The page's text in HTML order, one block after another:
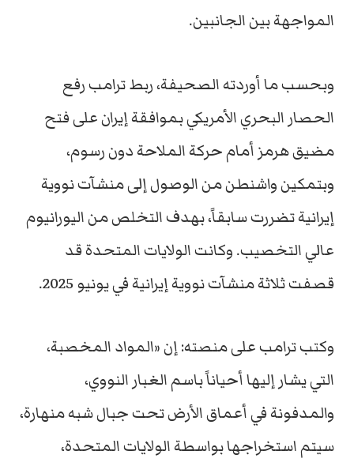
المواجهة بين الجانبين.
وبحسب ما أوردته الصحيفة، ربط ترامب رفع
الحصار البحري الأمريكي بموافقة إيران على فتح
مضيق هرمز أمام حركة الملاحة دون رسوم،
وبتمكين واشنطن من الوصول إلى منشآت نووية
إيرانية تضررت سابقاً، بهدف التخلص من اليورانيوم
عالي التخصيب. وكانت الولايات المتحدة قد
قصفت ثلاثة منشآت نووية إيرانية في يونيو 2025.
وكتب ترامب على منصته: إن «المواد المخصبة،
التي يشار إليها أحياناً باسم الغبار النووي،
والمدفونة في أعماق الأرض تحت جبال شبه منهارة،
سيتم استخراجها بواسطة الولايات المتحدة،